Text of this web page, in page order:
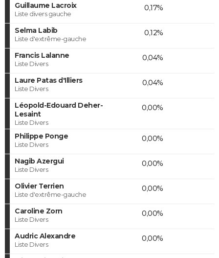
Guillaume Lacroix
Liste divers gauche
0,17%
Selma Labib
Liste d'extrême-gauche
0,12%
Francis Lalanne
Liste Divers
0,04%
Laure Patas d'Illiers
Liste Divers
0,04%
Léopold-Edouard Deher-
Lesaint
Liste Divers
0,00%
Philippe Ponge
Liste Divers
0,00%
Nagib Azergui
Liste Divers
0,00%
Olivier Terrien
Liste d'extrême-gauche
0,00%
Caroline Zorn
Liste Divers
0,00%
Audric Alexandre
Liste Divers
0,00%